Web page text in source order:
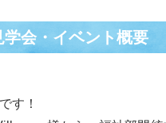
会・イベント概要
す！